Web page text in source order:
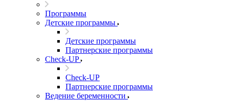
Программы
Детские программы
Детские программы
Партнерские программы
Check-UP
Check-UP
Партнерские программы
Ведение беременности